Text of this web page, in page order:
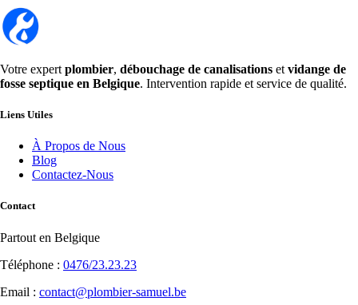
Votre expert plombier, débouchage de canalisations et vidange de
fosse septique en Belgique. Intervention rapide et service de qualité.
Liens Utiles
À Propos de Nous
Blog
Contactez-Nous
Contact
Partout en Belgique
Téléphone : 0476/23.23.23
Email : contact@plombier-samuel.be